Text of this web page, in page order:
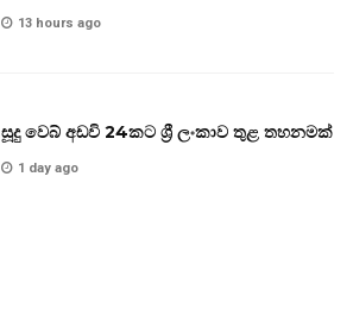
13 hours ago
සූදු වෙබ් අඩවි 24කට ශ්‍රී ලංකාව තුළ තහනමක්
1 day ago